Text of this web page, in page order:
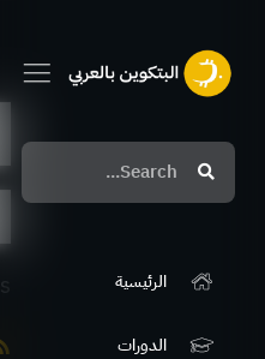
Search
الرئيسية
الدورات